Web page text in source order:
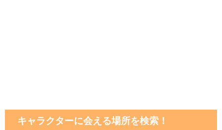
キャラクターに会える場所を検索！